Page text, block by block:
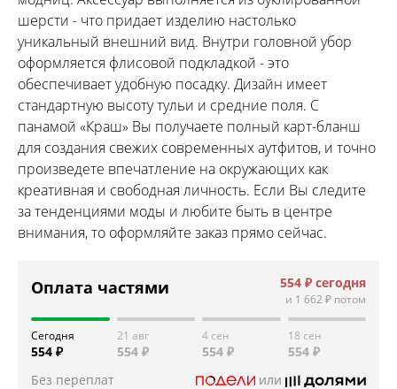
шерсти - что придает изделию настолько
уникальный внешний вид. Внутри головной убор
оформляется флисовой подкладкой - это
обеспечивает удобную посадку. Дизайн имеет
стандартную высоту тульи и средние поля. С
панамой «Краш» Вы получаете полный карт-бланш
для создания свежих современных аутфитов, и точно
произведете впечатление на окружающих как
креативная и свободная личность. Если Вы следите
за тенденциями моды и любите быть в центре
внимания, то оформляйте заказ прямо сейчас.
Оплата частями 554 ₽ сегодня
и 1 662 ₽ потом
Сегодня
554 ₽
21 авг
554 ₽
4 сен
554 ₽
18 сен
554 ₽
Без переплат
или